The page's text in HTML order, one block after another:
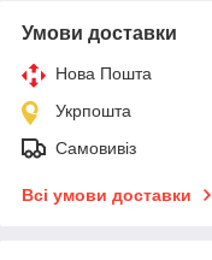
Умови доставки
Нова Пошта
Укрпошта
Самовивіз
Всі умови доставки